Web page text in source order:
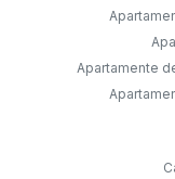
Apartamente